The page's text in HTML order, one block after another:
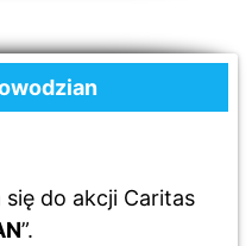
się do akcji Caritas
”.